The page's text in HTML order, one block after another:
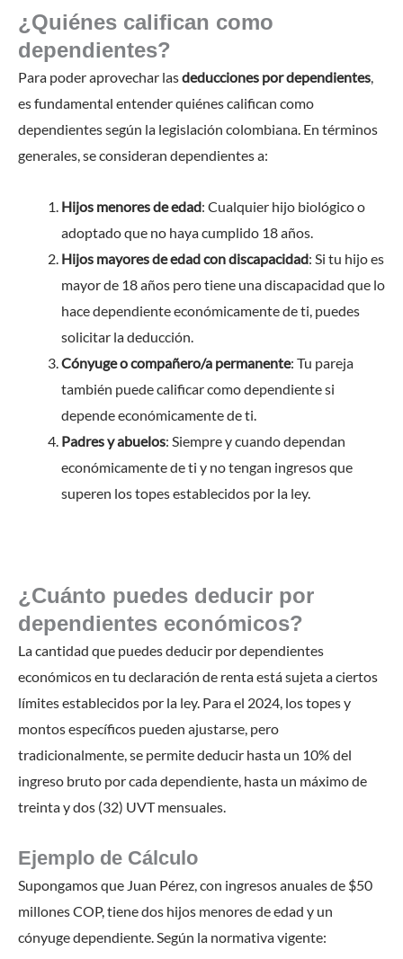
¿Quiénes califican como
dependientes?
Para poder aprovechar lasdeducciones por dependientes,
es fundamental entender quiénes califican como
dependientes según la legislación colombiana. En términos
generales, se consideran dependientes a:
Hijos menores de edad: Cualquier hijo biológico o
adoptado que no haya cumplido 18 años.
Hijos mayores de edad con discapacidad: Si tu hijo es
mayor de 18 años pero tiene una discapacidad que lo
hace dependiente económicamente de ti, puedes
solicitar la deducción.
Cónyuge o compañero/a permanente: Tu pareja
también puede calificar como dependiente si
depende económicamente de ti.
Padres y abuelos: Siempre y cuando dependan
económicamente de ti y no tengan ingresos que
superen los topes establecidos por la ley.
¿Cuánto puedes deducir por
dependientes económicos?
La cantidad que puedes deducir por dependientes
económicos en tu declaración de renta está sujeta a ciertos
límites establecidos por la ley. Para el 2024, los topes y
montos específicos pueden ajustarse, pero
tradicionalmente, se permite deducir hasta un 10% del
ingreso bruto por cada dependiente, hasta un máximo de
treinta y dos (32) UVT mensuales.
Ejemplo de Cálculo
Supongamos que Juan Pérez, con ingresos anuales de $50
millones COP, tiene dos hijos menores de edad y un
cónyuge dependiente. Según la normativa vigente: